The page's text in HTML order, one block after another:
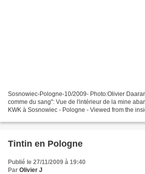
Sosnowiec-Pologne-10/2009- Photo:Olivier
comme du sang": Vue de l'intérieur de la mine
KWK à Sosnowiec - Pologne - Viewed from the
Tintin en Pologne
Publié le 27/11/2009 à 19:40
Par Olivier J